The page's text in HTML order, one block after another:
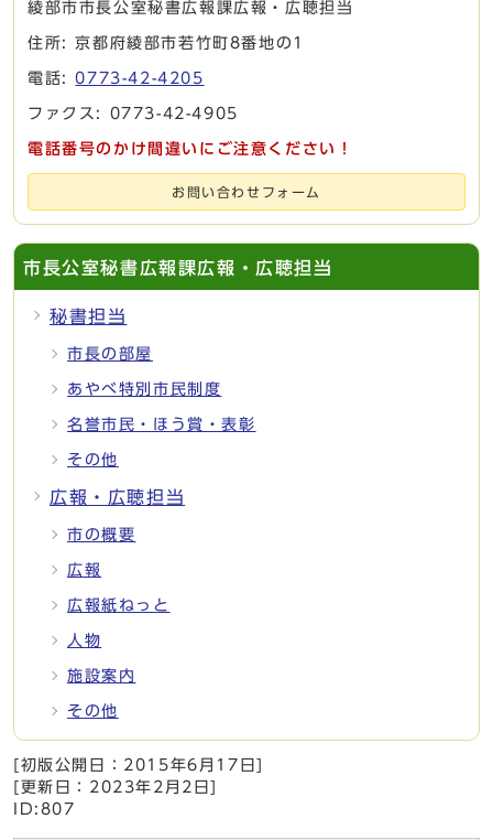
綾部市市長公室秘書広報課広報・広聴担当
住所: 京都府綾部市若竹町8番地の1
電話:0773-42-4205
ファクス: 0773-42-4905
電話番号のかけ間違いにご注意ください！
お問い合わせフォーム
市長公室秘書広報課広報・広聴担当
秘書担当
市長の部屋
あやべ特別市民制度
名誉市民・ほう賞・表彰
その他
広報・広聴担当
市の概要
広報
広報紙ねっと
人物
施設案内
その他
[初版公開日： 2015年6月17日]
[更新日： 2023年2月2日]
ID:807